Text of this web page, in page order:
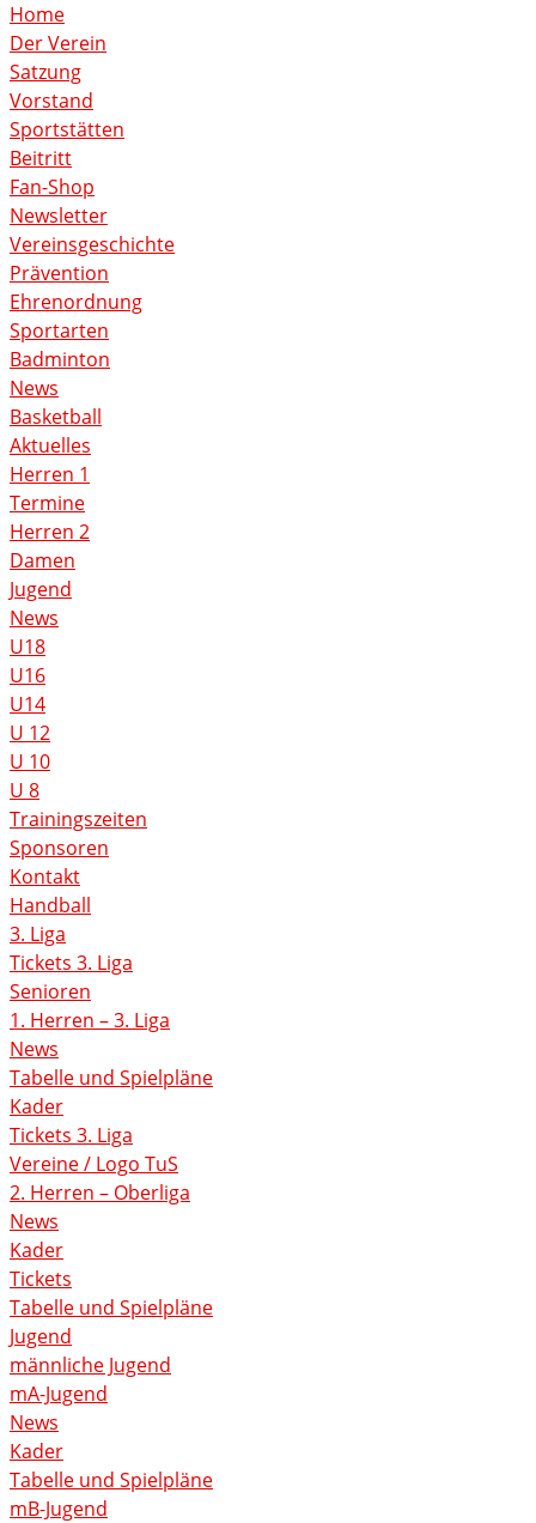
Home
Der Verein
Satzung
Vorstand
Sportstätten
Beitritt
Fan-Shop
Newsletter
Vereinsgeschichte
Prävention
Ehrenordnung
Sportarten
Badminton
News
Basketball
Aktuelles
Herren 1
Termine
Herren 2
Damen
Jugend
News
U18
U16
U14
U 12
U 10
U 8
Trainingszeiten
Sponsoren
Kontakt
Handball
3. Liga
Tickets 3. Liga
Senioren
1. Herren – 3. Liga
News
Tabelle und Spielpläne
Kader
Tickets 3. Liga
Vereine / Logo TuS
2. Herren – Oberliga
News
Kader
Tickets
Tabelle und Spielpläne
Jugend
männliche Jugend
mA-Jugend
News
Kader
Tabelle und Spielpläne
mB-Jugend